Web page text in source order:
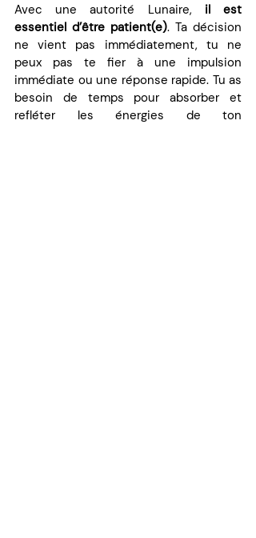
Avec une autorité Lunaire, il est
essentiel d’être patient(e). Ta décision
ne vient pas immédiatement, tu ne
peux pas te fier à une impulsion
immédiate ou une réponse rapide. Tu as
besoin de temps pour absorber et
refléter les énergies de ton